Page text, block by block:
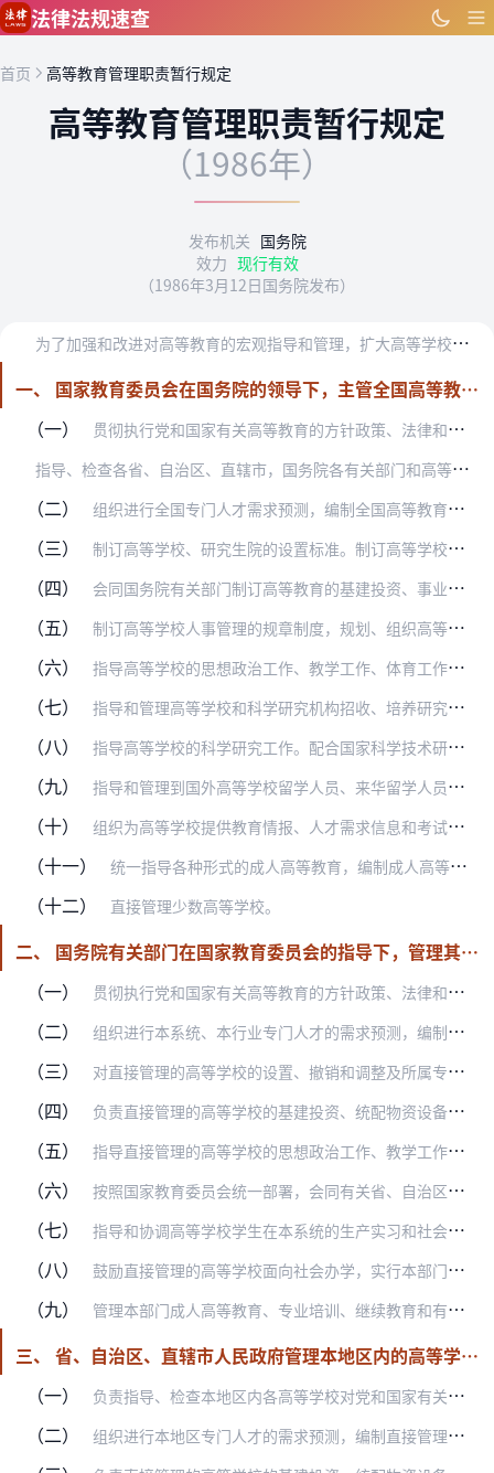
跳到主要内容
法律法规速查
首页 高等教育管理职责暂行规定
高等教育管理职责暂行规定
（1986年）
发布机关 国务院
效力 现行有效
（1986年3月12日国务院发布）
为
了加强和改进对高等教育的宏观指导和管理，扩大高等学校的管理权限，进一步调动学校和广大师生员工、办学单位和用人部门等各方面的积极性，使高等教育更好地为社会主义现…
一、 国家教育委员会在国务院的领导下，主管全国高等教育工作，其主要职责是：
（一）
贯彻执行党和国家有关高等教育的方针政策、法律和行政法规，制订高等教育工作的具体政策和规章。
指
导、检查各省、自治区、直辖市，国务院各有关部门和高等学校对党和国家有关高等教育的方针政策、法律和行政法规的贯彻执行。
（二）
组织进行全国专门人才需求预测，编制全国高等教育事业发展规划和年度招生计划，调整高等教育的结构和布局。审批高等学校（含高等专科学校，下同）、研究生院的设置、撤销和…
（三） 制订高等学校、研究生院的设置标准。制订高等学校的基本专业目录与专业设置标准，组织审批专业设置。
（四） 会同国务院有关部门制订高等教育的基建投资、事业经费、人员编制、劳动和统配物资设备的管理制度和定额标准的原则；对中央一级高等教育的基建投资、教育和科学研究经费、专…
（五） 制订高等学校人事管理的规章制度，规划、组织高等学校师资队伍和干部队伍建设。根据国务院《关于实行专业技术职务聘任制度的规定》，对高等学校这方面的工作进行组织和指导…
（六） 指导高等学校的思想政治工作、教学工作、体育工作、卫生工作和总务工作。确定研究生、本科生、专科生的修业年限和培养规格。制订指导性的教学文件，规划、组织教材编审。组…
（七） 指导和管理高等学校和科学研究机构招收、培养研究生工作。指导学位授予工作。指导和管理高等学校博士后科研流动站工作。
（八） 指导高等学校的科学研究工作。配合国家科学技术研究的主管部门，组织制订高等学校科学研究的规划和管理制度。促进学校与科学研究、生产、社会等部门的协作、联合及校际合作…
（九） 指导和管理到国外高等学校留学人员、来华留学人员以及对外智力援助的工作，促进高等学校的国际学术交流与合作。
（十） 组织为高等学校提供教育情报、人才需求信息和考试等方面的服务工作。
（十一） 统一指导各种形式的成人高等教育，编制成人高等教育发展规划，制订和下达年度招生计划。会同国务院有关部门编制继续教育规划。
（十二） 直接管理少数高等学校。
二、 国务院有关部门在国家教育委员会的指导下，管理其直属高等学校，其主要职责是：
（一）
贯彻执行党和国家有关高等教育的方针政策、法律和行政法规。
（二） 组织进行本系统、本行业专门人才的需求预测，编制直接管理的高等学校的发展规划、年度招生计划和自行分配部分的毕业生分配计划。指导招生和毕业生分配工作。
（三） 对直接管理的高等学校的设置、撤销和调整及所属专业的设置和重点学科建设进行审查，向国家教育委员会提出申请或建议。接受国家教育委员会的委托，按照有关规定，审批直接管…
（四） 负责直接管理的高等学校的基建投资、统配物资设备、事业经费预算的分配和决算的审核。
（五） 指导直接管理的高等学校的思想政治工作、教学工作、科学研究工作和总务工作。任免学校主要负责人。根据国务院《关于实行专业技术职务聘任制度的规定》，对直接管理的高等学…
（六） 按照国家教育委员会统一部署，会同有关省、自治区、直辖市对高等学校对口专业的教育质量组织评估，组织和规划对口专业的教材编审。
（七） 指导和协调高等学校学生在本系统的生产实习和社会实践。鼓励高等学校有关专业、研究机构参加本系统的科学技术开发，促进企业与学校的联系。
（八） 鼓励直接管理的高等学校面向社会办学，实行本部门与国务院有关部门、本部门与地方联合办学。
（九） 管理本部门成人高等教育、专业培训、继续教育和有关教材编审的工作。
三、 省、自治区、直辖市人民政府管理本地区内的高等学校，其主要职责是：
（一）
负责指导、检查本地区内各高等学校对党和国家有关高等教育的方针政策、法律和法规的贯彻执行。
（二） 组织进行本地区专门人才的需求预测，编制直接管理的高等学校的发展规划、年度招生计划，组织领导招生和毕业生分配工作。对直接管理的高等学校的设置、撤销和调整及专业设置…